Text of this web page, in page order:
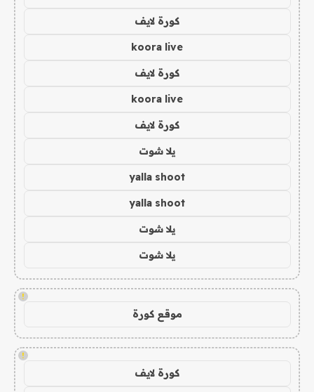
كورة لايف
koora live
كورة لايف
koora live
كورة لايف
يلا شوت
yalla shoot
yalla shoot
يلا شوت
يلا شوت
!
موقع كورة
!
كورة لايف